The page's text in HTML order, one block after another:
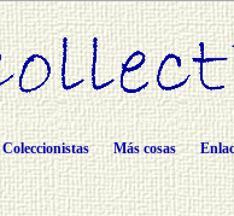
Coleccionistas Más cosas